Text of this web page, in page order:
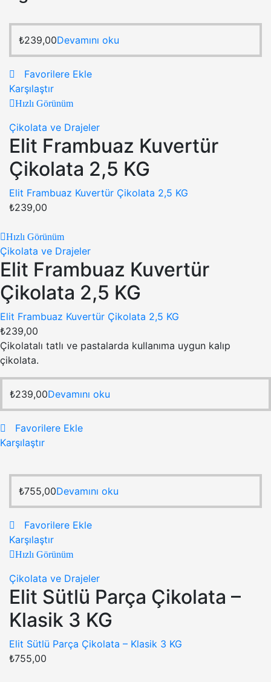
₺239,00Devamını oku
Favorilere Ekle
Karşılaştır
Hızlı Görünüm
Çikolata ve Drajeler
Elit Frambuaz Kuvertür
Çikolata 2,5 KG
Elit Frambuaz Kuvertür Çikolata 2,5 KG
₺239,00
Hızlı Görünüm
Çikolata ve Drajeler
Elit Frambuaz Kuvertür
Çikolata 2,5 KG
Elit Frambuaz Kuvertür Çikolata 2,5 KG
₺239,00
Çikolatalı tatlı ve pastalarda kullanıma uygun kalıp
çikolata.
₺239,00Devamını oku
Favorilere Ekle
Karşılaştır
₺755,00Devamını oku
Favorilere Ekle
Karşılaştır
Hızlı Görünüm
Çikolata ve Drajeler
Elit Sütlü Parça Çikolata –
Klasik 3 KG
Elit Sütlü Parça Çikolata – Klasik 3 KG
₺755,00